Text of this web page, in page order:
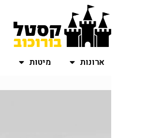
ארונות מיטות